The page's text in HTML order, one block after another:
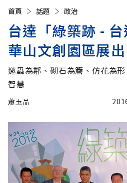
首頁 話題 政治
台達「綠築跡 - 台
華山文創園區展出
邀蟲為鄰、砌石為簷、仿花為
智慧
蕭玉品